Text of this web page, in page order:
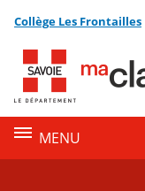
Menu de la rubrique
Contenu
Collège Les Frontailles
MENU